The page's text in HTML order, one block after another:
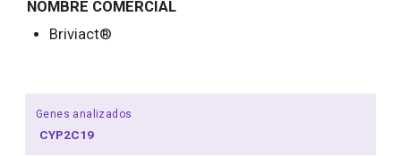
NOMBRE COMERCIAL
Briviact®
Genes analizados
CYP2C19